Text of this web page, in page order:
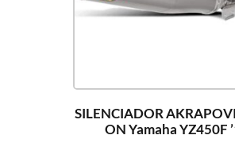
SILENCIADOR
ON Yamaha YZ450F